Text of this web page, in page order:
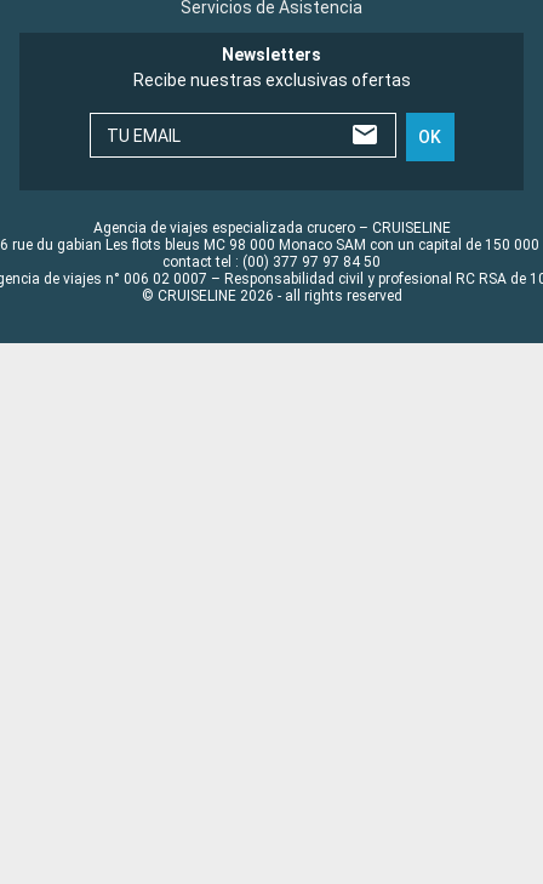
Servicios de Asistencia
Newsletters
Recibe nuestras exclusivas ofertas
TU EMAIL OK
Agencia de viajes especializada crucero – CRUISELINE
rue du gabian Les flots bleus MC 98 000 Monaco SAM con un capital de 150 000
contact tel : (00) 377 97 97 84 50
de viajes n° 006 02 0007 – Responsabilidad civil y profesional RC RSA de
© CRUISELINE 2026 - all rights reserved